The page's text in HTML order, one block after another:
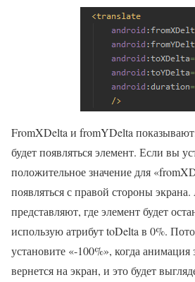
FromXDelta и fromYDelta
будет появляться элемент. Если вы
положительное значение для
появляться с правой стороны
представляют, где элемент будет
использую атрибут toDelta в 0%.
установите «-100%», когда анимация
вернется на экран, и это будет